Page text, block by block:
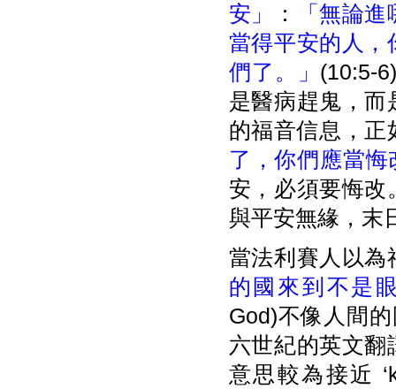
安」
：
「無論
當得平安的人，
們了。」 (10:5-
是醫病趕鬼，而
的福音信息，正
了，你們應當悔
安，必須要悔改
與平安無緣，末
當法利賽人以為
的國來到不是
God)不像人間
六世紀的英文翻
意思較為接近